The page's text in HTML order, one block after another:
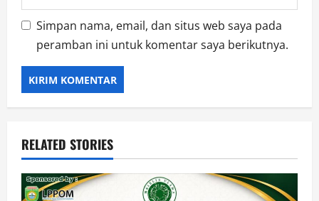
Simpan nama, email, dan situs web saya pada
peramban ini untuk komentar saya berikutnya.
RELATED STORIES